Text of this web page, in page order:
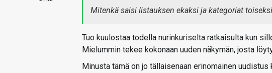
Mitenkä saisi listauksen ekaksi ja kategoriat
Tuo kuulostaa todella nurinkuriselta ratkaisulta kun
Mielummin tekee kokonaan uuden näkymän, josta
Minusta tämä on jo tällaisenaan erinomainen